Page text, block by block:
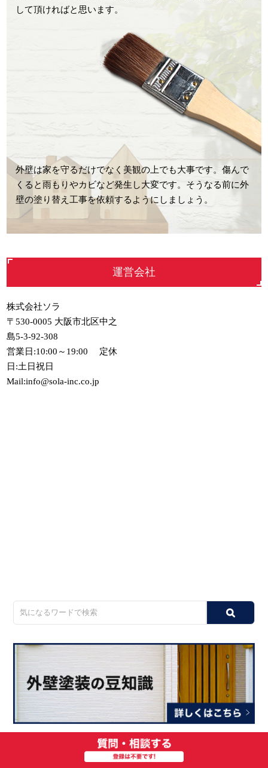
して頂ければと思います。
外壁は家を守るだけでなく美観の上でも大事です。傷んで
くると雨もりやカビなど発生し大変です。そうなる前に外
壁の塗り替え工事を依頼するようにしましょう。
運営会社
株式会社ソラ
〒530-0005 大阪市北区中之
島5-3-92-308
営業日:10:00～19:00 定休
日:土日祝日
Mail:info@sola-inc.co.jp
新日本ビルメンテナンス株式会社の外壁塗装を解説！丁